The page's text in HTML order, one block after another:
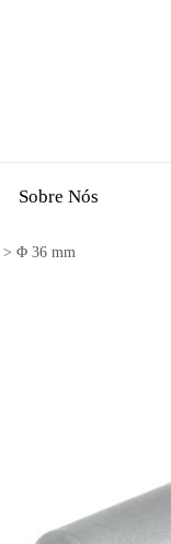
Sobre Nós
> Φ 36 mm